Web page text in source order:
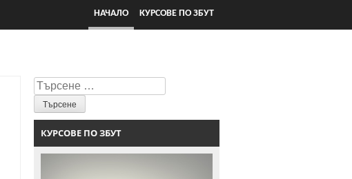
КУРСОВЕ ПО ЗБУТ
НАЧАЛО
Търсене
КУРСОВЕ ПО ЗБУТ